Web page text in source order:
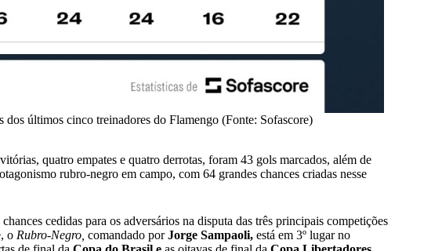
dos últimos cinco treinadores do Flamengo (Fonte: Sofascore)
quatro empates e quatro derrotas, foram 43 gols marcados, além de
rubro-negro em campo, com 64 grandes chances criadas nesse
cedidas para os adversários na disputa das três principais competições
o Rubro-Negro, comandado porJorge Sampaoli, está em 3º lugar no